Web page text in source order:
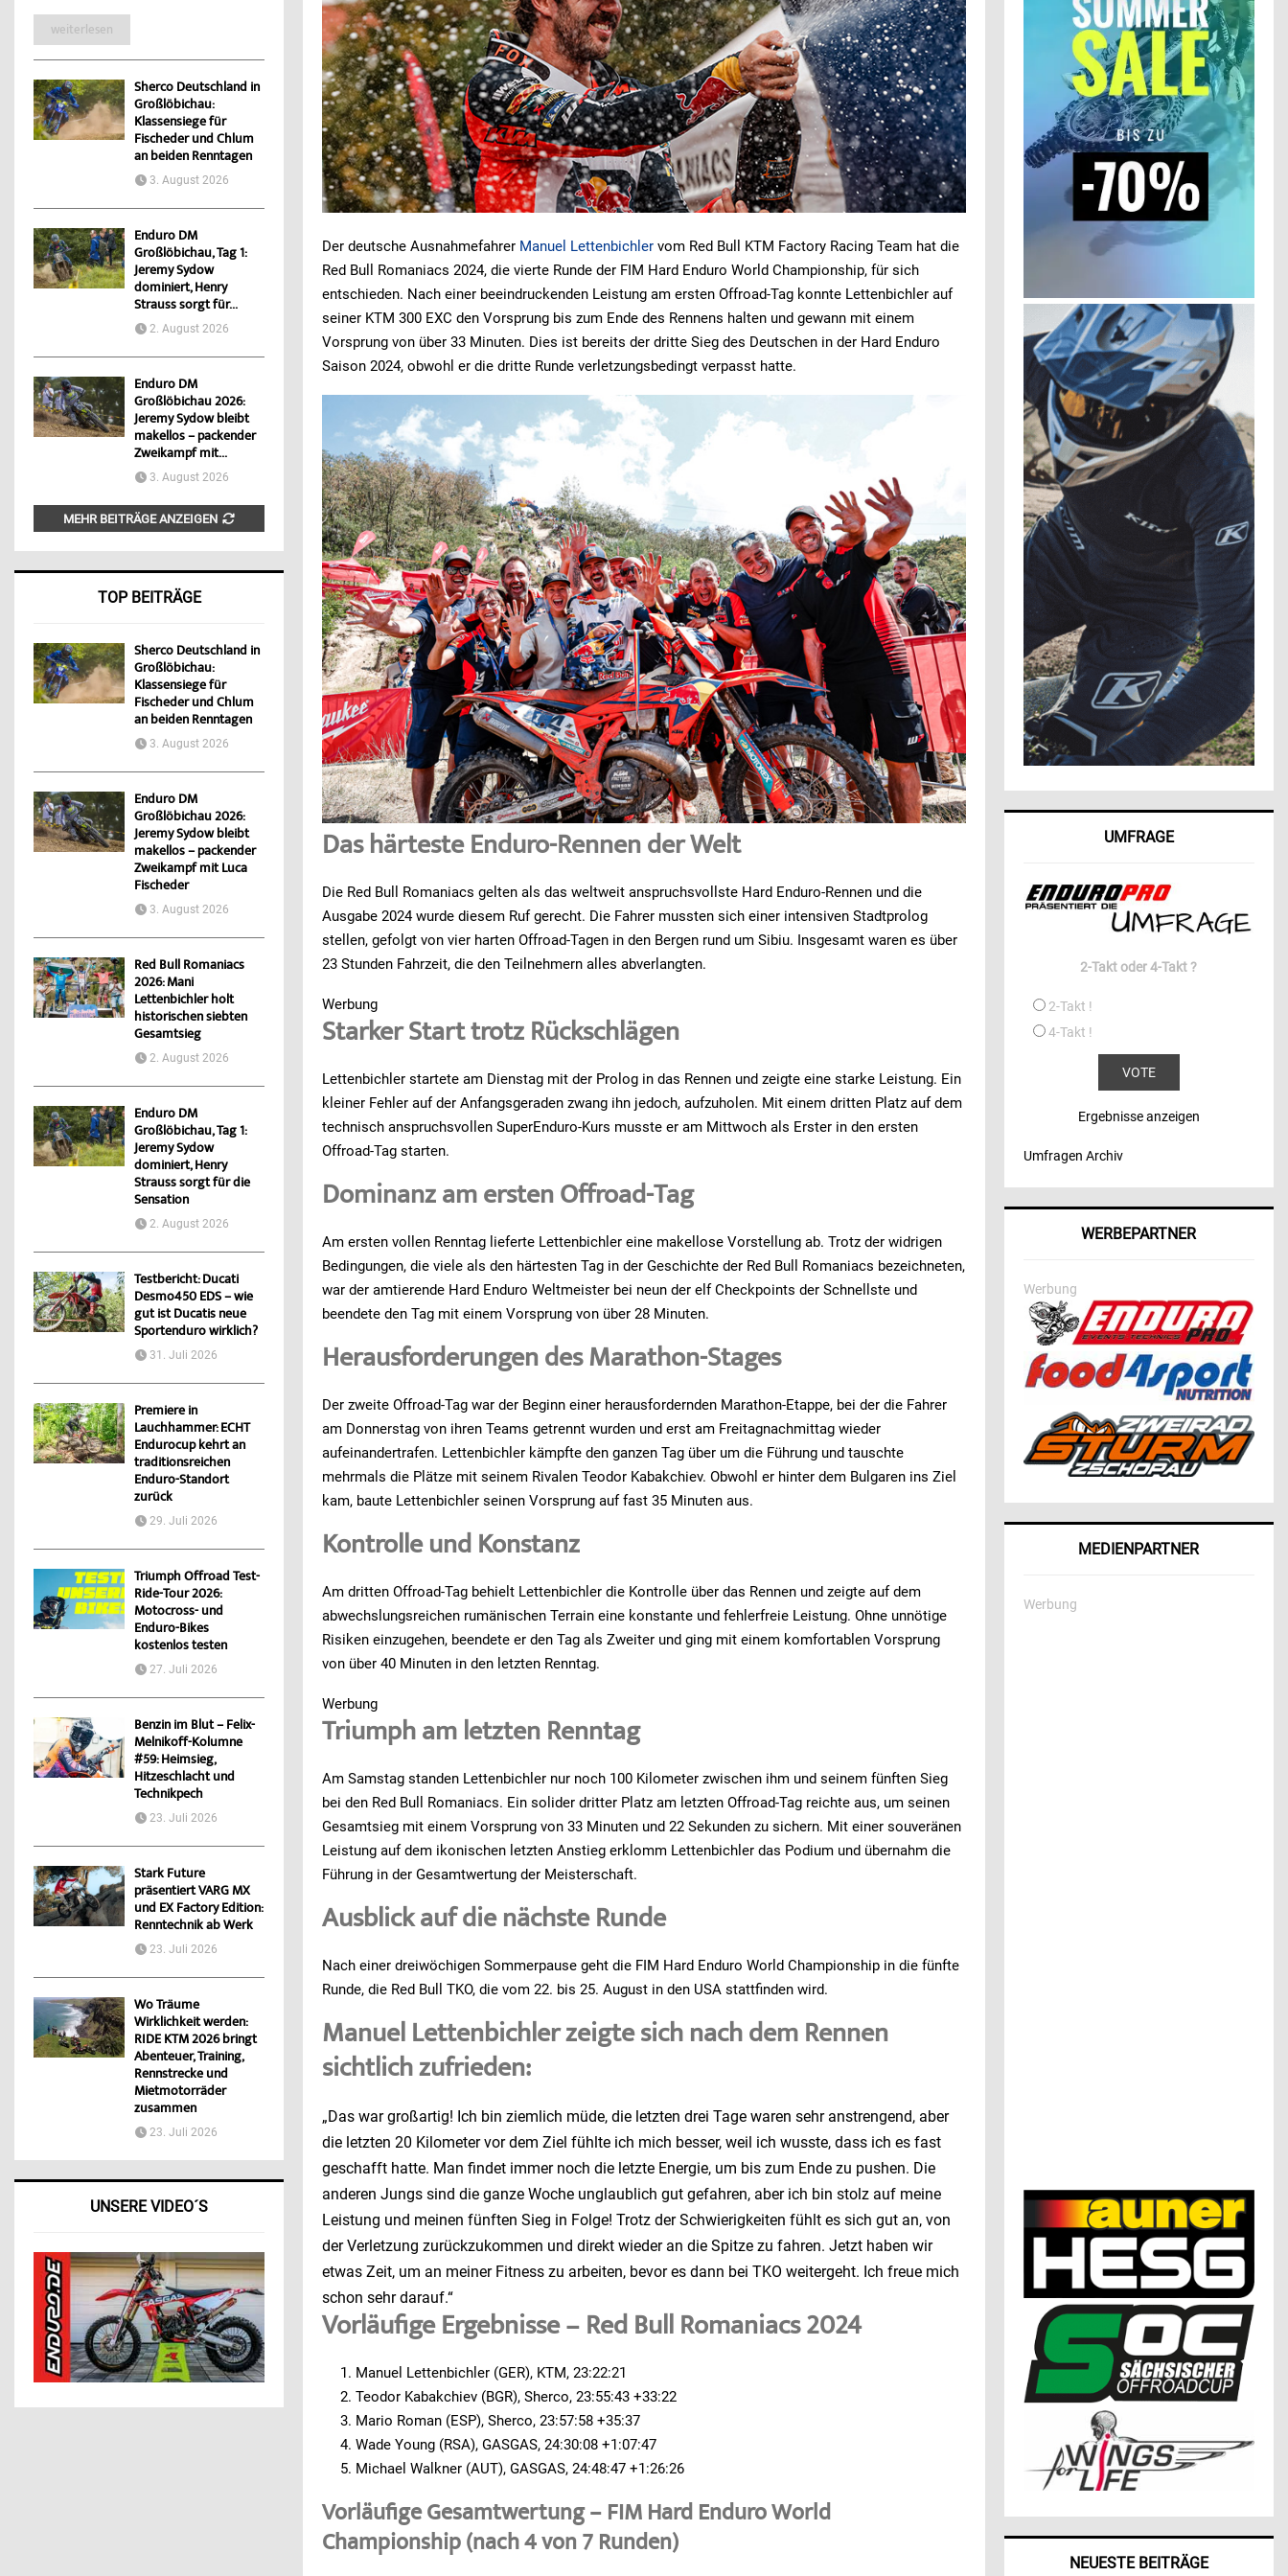
Der deutsche Ausnahmefahrer Manuel Lettenbichler vom Red Bull KTM Factory Racing Team hat die
Red Bull Romaniacs 2024, die vierte Runde der FIM Hard Enduro World Championship, für sich
entschieden. Nach einer beeindruckenden Leistung am ersten Offroad-Tag konnte Lettenbichler auf
seiner KTM 300 EXC den Vorsprung bis zum Ende des Rennens halten und gewann mit einem
Vorsprung von über 33 Minuten. Dies ist bereits der dritte Sieg des Deutschen in der Hard Enduro
Saison 2024, obwohl er die dritte Runde verletzungsbedingt verpasst hatte.
Das härteste Enduro-Rennen der Welt
Die Red Bull Romaniacs gelten als das weltweit anspruchsvollste Hard Enduro-Rennen und die
Ausgabe 2024 wurde diesem Ruf gerecht. Die Fahrer mussten sich einer intensiven Stadtprolog
stellen, gefolgt von vier harten Offroad-Tagen in den Bergen rund um Sibiu. Insgesamt waren es über
23 Stunden Fahrzeit, die den Teilnehmern alles abverlangten.
Werbung
Starker Start trotz Rückschlägen
Lettenbichler startete am Dienstag mit der Prolog in das Rennen und zeigte eine starke Leistung. Ein
kleiner Fehler auf der Anfangsgeraden zwang ihn jedoch, aufzuholen. Mit einem dritten Platz auf dem
technisch anspruchsvollen SuperEnduro-Kurs musste er am Mittwoch als Erster in den ersten
Offroad-Tag starten.
Dominanz am ersten Offroad-Tag
Am ersten vollen Renntag lieferte Lettenbichler eine makellose Vorstellung ab. Trotz der widrigen
Bedingungen, die viele als den härtesten Tag in der Geschichte der Red Bull Romaniacs bezeichneten,
war der amtierende Hard Enduro Weltmeister bei neun der elf Checkpoints der Schnellste und
beendete den Tag mit einem Vorsprung von über 28 Minuten.
Herausforderungen des Marathon-Stages
Der zweite Offroad-Tag war der Beginn einer herausfordernden Marathon-Etappe, bei der die Fahrer
am Donnerstag von ihren Teams getrennt wurden und erst am Freitagnachmittag wieder
aufeinandertrafen. Lettenbichler kämpfte den ganzen Tag über um die Führung und tauschte
mehrmals die Plätze mit seinem Rivalen Teodor Kabakchiev. Obwohl er hinter dem Bulgaren ins Ziel
kam, baute Lettenbichler seinen Vorsprung auf fast 35 Minuten aus.
Kontrolle und Konstanz
Am dritten Offroad-Tag behielt Lettenbichler die Kontrolle über das Rennen und zeigte auf dem
abwechslungsreichen rumänischen Terrain eine konstante und fehlerfreie Leistung. Ohne unnötige
Risiken einzugehen, beendete er den Tag als Zweiter und ging mit einem komfortablen Vorsprung
von über 40 Minuten in den letzten Renntag.
Werbung
Triumph am letzten Renntag
Am Samstag standen Lettenbichler nur noch 100 Kilometer zwischen ihm und seinem fünften Sieg
bei den Red Bull Romaniacs. Ein solider dritter Platz am letzten Offroad-Tag reichte aus, um seinen
Gesamtsieg mit einem Vorsprung von 33 Minuten und 22 Sekunden zu sichern. Mit einer souveränen
Leistung auf dem ikonischen letzten Anstieg erklomm Lettenbichler das Podium und übernahm die
Führung in der Gesamtwertung der Meisterschaft.
Ausblick auf die nächste Runde
Nach einer dreiwöchigen Sommerpause geht die FIM Hard Enduro World Championship in die fünfte
Runde, die Red Bull TKO, die vom 22. bis 25. August in den USA stattfinden wird.
Manuel Lettenbichler zeigte sich nach dem Rennen
sichtlich zufrieden:
„Das war großartig! Ich bin ziemlich müde, die letzten drei Tage waren sehr anstrengend, aber
die letzten 20 Kilometer vor dem Ziel fühlte ich mich besser, weil ich wusste, dass ich es fast
geschafft hatte. Man findet immer noch die letzte Energie, um bis zum Ende zu pushen. Die
anderen Jungs sind die ganze Woche unglaublich gut gefahren, aber ich bin stolz auf meine
Leistung und meinen fünften Sieg in Folge! Trotz der Schwierigkeiten fühlt es sich gut an, von
der Verletzung zurückzukommen und direkt wieder an die Spitze zu fahren. Jetzt haben wir
etwas Zeit, um an meiner Fitness zu arbeiten, bevor es dann bei TKO weitergeht. Ich freue mich
schon sehr darauf.“
Vorläufige Ergebnisse – Red Bull Romaniacs 2024
Manuel Lettenbichler (GER), KTM, 23:22:21
Teodor Kabakchiev (BGR), Sherco, 23:55:43 +33:22
Mario Roman (ESP), Sherco, 23:57:58 +35:37
Wade Young (RSA), GASGAS, 24:30:08 +1:07:47
Michael Walkner (AUT), GASGAS, 24:48:47 +1:26:26
Vorläufige Gesamtwertung – FIM Hard Enduro World
Championship (nach 4 von 7 Runden)
weiterlesen
Sherco Deutschland in
Großlöbichau:
Klassensiege für
Fischeder und Chlum
an beiden Renntagen
3. August 2026
Enduro DM
Großlöbichau, Tag 1:
Jeremy Sydow
dominiert, Henry
Strauss sorgt für...
2. August 2026
Enduro DM
Großlöbichau 2026:
Jeremy Sydow bleibt
makellos – packender
Zweikampf mit...
3. August 2026
MEHR BEITRÄGE ANZEIGEN
TOP BEITRÄGE
Sherco Deutschland in
Großlöbichau:
Klassensiege für
Fischeder und Chlum
an beiden Renntagen
3. August 2026
Enduro DM
Großlöbichau 2026:
Jeremy Sydow bleibt
makellos – packender
Zweikampf mit Luca
Fischeder
3. August 2026
Red Bull Romaniacs
2026: Mani
Lettenbichler holt
historischen siebten
Gesamtsieg
2. August 2026
Enduro DM
Großlöbichau, Tag 1:
Jeremy Sydow
dominiert, Henry
Strauss sorgt für die
Sensation
2. August 2026
Testbericht: Ducati
Desmo450 EDS – wie
gut ist Ducatis neue
Sportenduro wirklich?
31. Juli 2026
Premiere in
Lauchhammer: ECHT
Endurocup kehrt an
traditionsreichen
Enduro-Standort
zurück
29. Juli 2026
Triumph Offroad Test-
Ride-Tour 2026:
Motocross- und
Enduro-Bikes
kostenlos testen
27. Juli 2026
Benzin im Blut – Felix-
Melnikoff-Kolumne
#59: Heimsieg,
Hitzeschlacht und
Technikpech
23. Juli 2026
Stark Future
präsentiert VARG MX
und EX Factory Edition:
Renntechnik ab Werk
23. Juli 2026
Wo Träume
Wirklichkeit werden:
RIDE KTM 2026 bringt
Abenteuer, Training,
Rennstrecke und
Mietmotorräder
zusammen
23. Juli 2026
UNSERE VIDEO´S
UMFRAGE
2-Takt oder 4-Takt ?
2-Takt !
4-Takt !
Ergebnisse anzeigen
Umfragen Archiv
WERBEPARTNER
Werbung
MEDIENPARTNER
Werbung
NEUESTE BEITRÄGE